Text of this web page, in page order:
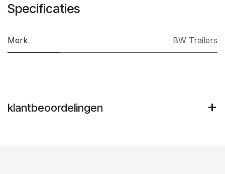
Specificaties
Merk BW Trailers
klantbeoordelingen